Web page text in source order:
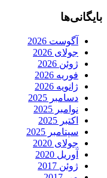
بایگانی‌ها
آگوست 2026
جولای 2026
ژوئن 2026
فوریه 2026
ژانویه 2026
دسامبر 2025
نوامبر 2025
اکتبر 2025
سپتامبر 2025
جولای 2020
آوریل 2020
ژوئن 2017